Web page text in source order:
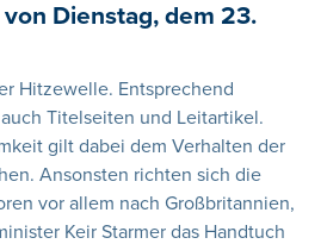
Dienstag, dem 23.
Hitzewelle. Entsprechend
Titelseiten und Leitartikel.
gilt dabei dem Verhalten der
Ansonsten richten sich die
vor allem nach Großbritannien,
Keir Starmer das Handtuch